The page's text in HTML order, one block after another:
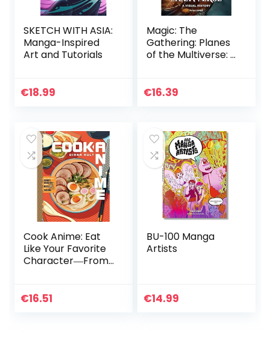
SKETCH WITH ASIA:
Manga-Inspired
Art and Tutorials
€18.99
Magic: The
Gathering: Planes
of the Multiverse: A
€16.39
Cook Anime: Eat
Like Your Favorite
Character―From
€16.51
BU-100 Manga
Artists
€14.99